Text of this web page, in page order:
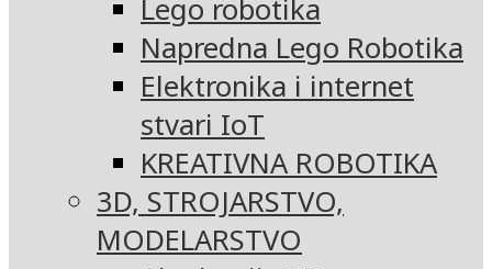
Lego robotika
Napredna Lego Robotika
Elektronika i internet
stvari IoT
KREATIVNA ROBOTIKA
3D, STROJARSTVO,
MODELARSTVO